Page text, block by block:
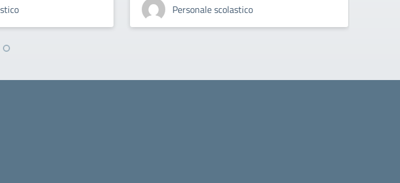
Personale scolastico